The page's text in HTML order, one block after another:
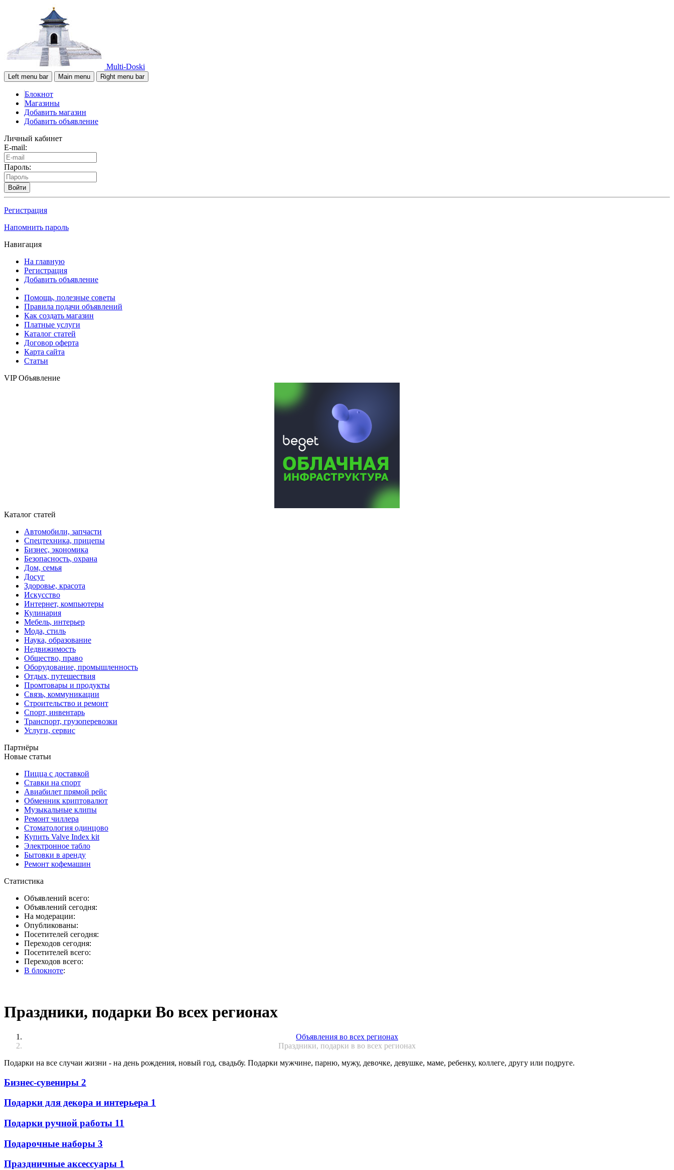
Multi-Doski
Left menu bar Main menu Right menu bar
Блокнот
Магазины
Добавить магазин
Добавить объявление
Личный кабинет
E-mail:
Пароль:
Войти
Регистрация
Напомнить пароль
Навигация
На главную
Регистрация
Добавить объявление
Помощь, полезные советы
Правила подачи объявлений
Как создать магазин
Платные услуги
Каталог статей
Договор оферта
Карта сайта
Статьи
VIP Объявление
Каталог статей
Автомобили, запчасти
Спецтехника, прицепы
Бизнес, экономика
Безопасность, охрана
Дом, семья
Досуг
Здоровье, красота
Искусство
Интернет, компьютеры
Кулинария
Мебель, интерьер
Мода, стиль
Наука, образование
Недвижимость
Общество, право
Оборудование, промышленность
Отдых, путешествия
Промтовары и продукты
Связь, коммуникации
Строительство и ремонт
Спорт, инвентарь
Транспорт, грузоперевозки
Услуги, сервис
Партнёры
Новые статьи
Пицца с доставкой
Ставки на спорт
Авиабилет прямой рейс
Обменник криптовалют
Музыкальные клипы
Ремонт чиллера
Стоматология одинцово
Купить Valve Index kit
Электронное табло
Бытовки в аренду
Ремонт кофемашин
Статистика
Объявлений всего:
Объявлений сегодня:
На модерации:
Опубликованы:
Посетителей сегодня:
Переходов сегодня:
Посетителей всего:
Переходов всего:
В блокноте:
Праздники, подарки Во всех регионах
Объявления во всех регионах
Праздники, подарки в во всех регионах
Подарки на все случаи жизни - на день рождения, новый год, свадьбу. Подарки мужчине, парню, мужу, девочке, девушке, маме, ребенку, коллеге, другу или подруге.
Бизнес-сувениры 2
Подарки для декора и интерьера 1
Подарки ручной работы 11
Подарочные наборы 3
Праздничные аксессуары 1